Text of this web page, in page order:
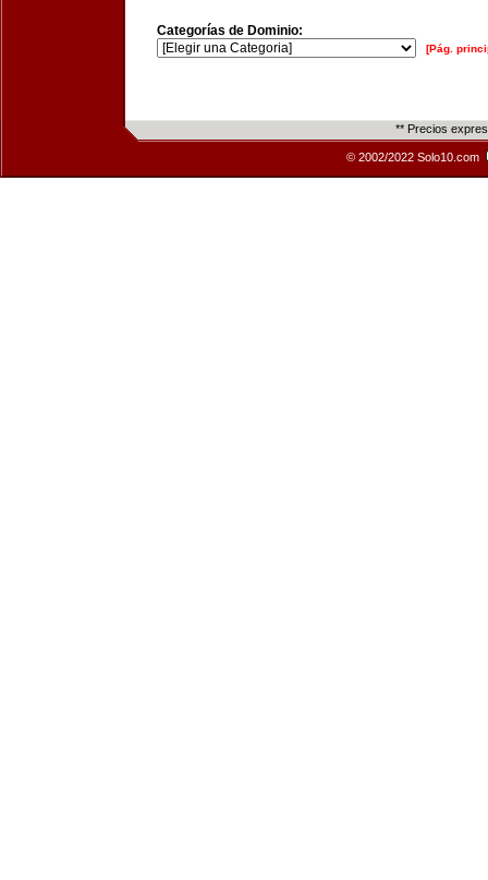
Categorías de Dominio:
[Pág.
** Precios
© 2002/2022 Solo10.com